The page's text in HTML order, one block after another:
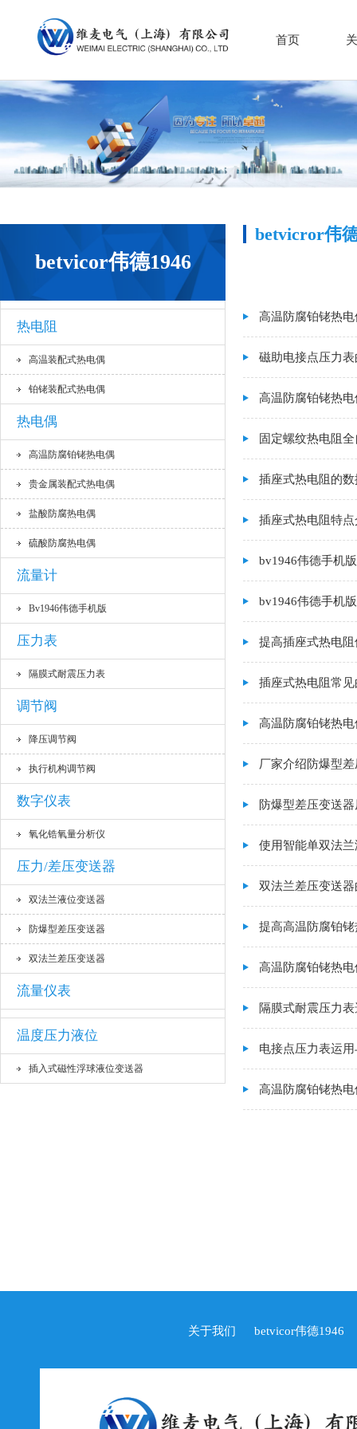
首页
betvicor伟德1946
热电阻
高温装配式热电偶
铂铑装配式热电偶
热电偶
高温防腐铂铑热电偶
贵金属装配式热电偶
盐酸防腐热电偶
硫酸防腐热电偶
流量计
Bv1946伟德手机版
压力表
隔膜式耐震压力表
调节阀
降压调节阀
执行机构调节阀
数字仪表
氧化锆氧量分析仪
压力/差压变送器
双法兰液位变送器
防爆型差压变送器
双法兰差压变送器
流量仪表
温度压力液位
插入式磁性浮球液位变送器
betvicror伟
高温防腐铂铑热
磁助电接点压力
高温防腐铂铑热
固定螺纹热电阻
插座式热电阻的
插座式热电阻特点
bv1946伟德手机
bv1946伟德手机
提高插座式热电
插座式热电阻常
高温防腐铂铑热
厂家介绍防爆型
防爆型差压变送
使用智能单双法
双法兰差压变送
提高高温防腐铂
高温防腐铂铑热
隔膜式耐震压力
电接点压力表运
高温防腐铂铑热
关于我们 betvicor伟德1946